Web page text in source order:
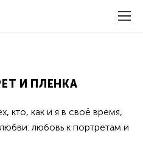
И ПЛЕНКА
кто, как и я в своё время,
любовь к портретам и